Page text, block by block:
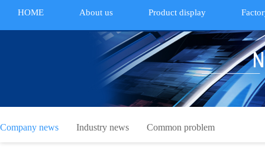
HOME About us Product display
Company news Industry news Common problem